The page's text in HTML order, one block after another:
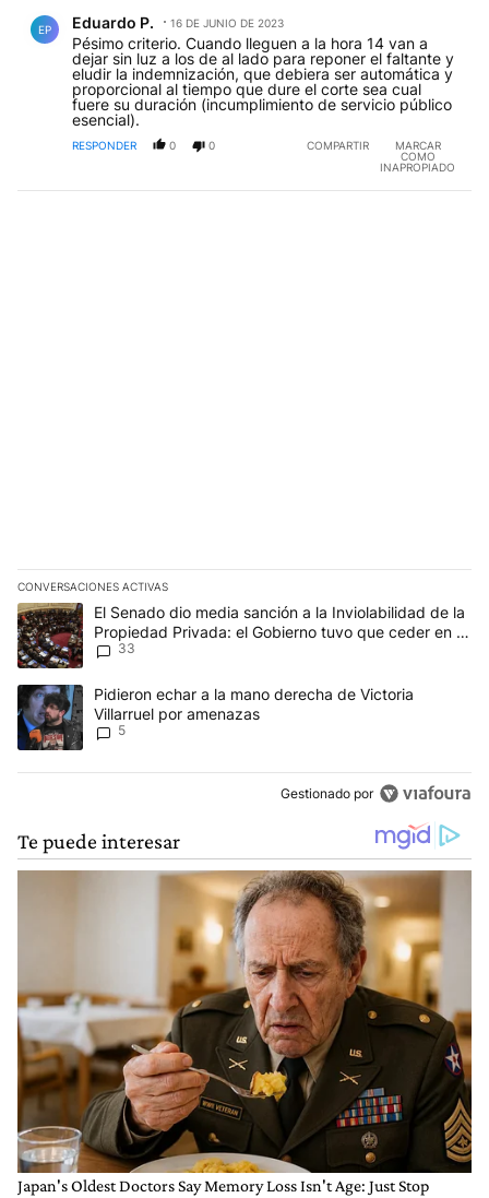
EP Eduardo P. 16 DE JUNIO DE 2023
Pésimo criterio. Cuando lleguen a la hora 14 van a
dejar sin luz a los de al lado para reponer el faltante y
eludir la indemnización, que debiera ser automática y
proporcional al tiempo que dure el corte sea cual
fuere su duración (incumplimiento de servicio público
esencial).
RESPONDER 0 0 COMPARTIR
MARCAR
COMO
INAPROPIADO
CONVERSACIONES ACTIVAS
Este listado muestra los artículos con más comentarios en los
Un artículo de tendencia con el título "El Senado dio media
El Senado dio media sanción a la Inviolabilidad de la
Propiedad Privada: el Gobierno tuvo que ceder en la
Ley del Manejo del Fuego
33
Un artículo de tendencia con el título "Pidieron echar a la mano
Pidieron echar a la mano derecha de Victoria
Villarruel por amenazas
5
Gestionado por